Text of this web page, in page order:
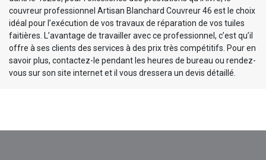
couvreur professionnel Artisan Blanchard Couvreur 46 est le choix
idéal pour l’exécution de vos travaux de réparation de vos tuiles
faitières. L’avantage de travailler avec ce professionnel, c’est qu’il
offre à ses clients des services à des prix très compétitifs. Pour en
savoir plus, contactez-le pendant les heures de bureau ou rendez-
vous sur son site internet et il vous dressera un devis détaillé.